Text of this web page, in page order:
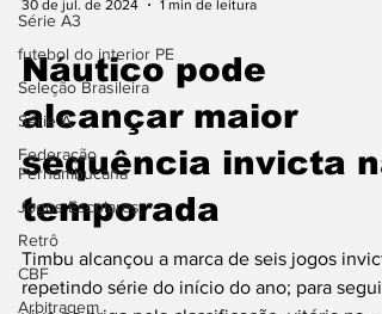
Série A3
futebol do interior PE
Seleção Brasileira
Série A
Federação
Pernambucana
Jogos Escolares
Retrô
CBF
Arbitragem
30 de jul. de 2024 1 min de leitura
Náutico pode
alcançar maior
sequência invicta
temporada
Timbu alcançou a marca de seis jogos
repetindo série do início do ano; para seguir